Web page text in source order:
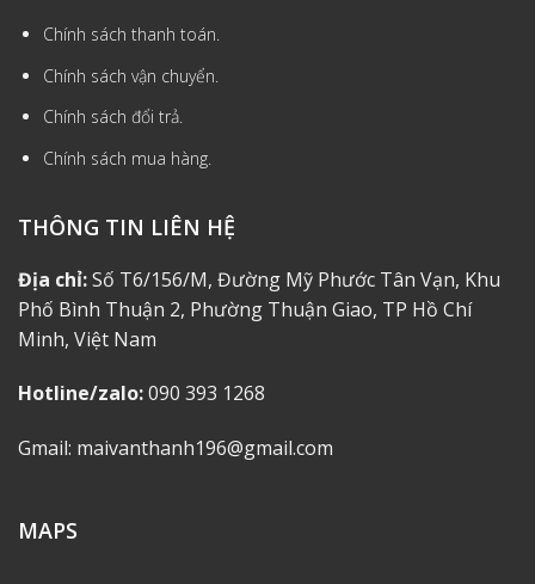
Chính sách thanh toán.
Chính sách vận chuyển.
Chính sách đổi trả.
Chính sách mua hàng.
THÔNG TIN LIÊN HỆ
Địa chỉ:Số T6/156/M, Đường Mỹ Phước Tân Vạn, Khu
Phố Bình Thuận 2, Phường Thuận Giao, TP Hồ Chí
Minh, Việt Nam
Hotline/zalo:090 393 1268
Gmail: maivanthanh196@gmail.com
MAPS